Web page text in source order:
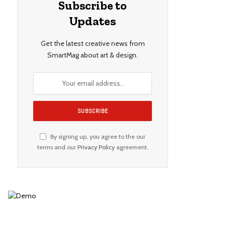
Subscribe to
Updates
Get the latest creative news from
SmartMag about art & design.
By signing up, you agree to the our
terms and our Privacy Policyagreement.